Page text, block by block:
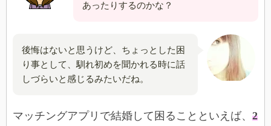
あったりするのかな？
後悔はないと思うけど、ちょっとした困
り事として、馴れ初めを聞かれる時に話
しづらいと感じるみたいだね。
マッチングアプリで結婚して困ることといえば、 2